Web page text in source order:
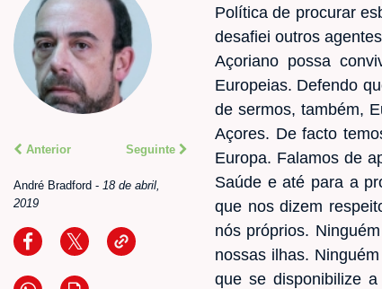
Anterior Seguinte
André Bradford - 18 de abril,
2019
Política de procurar
desafiei outros
Açoriano possa
Europeias. Defendo
de sermos, também,
Açores. De facto
Europa. Falamos de
Saúde e até para a
que nos dizem
nós próprios.
nossas ilhas.
que se disponibilize